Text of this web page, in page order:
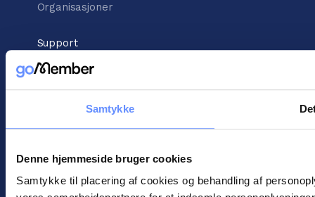
Samtykke
Denne hjemmeside bruger cookies
Samtykke til placering af cookies og behandling af
Organisasjoner
Support
Kunnskapsbank
Støttesenter
Kontakt kundestøtte
informasjon
Informasjonskapsler
Personopplysningspolitikk